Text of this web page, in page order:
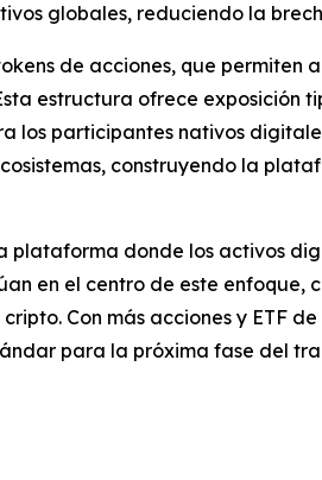
globales, reduciendo la
de acciones, que permiten
estructura ofrece
participantes nativos
construyendo la
plataforma donde los activos
en el centro de este
Con más acciones y ETF de
para la próxima fase del